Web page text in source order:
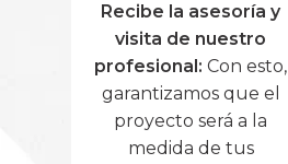
Recibe la asesoría y
visita de nuestro
profesional: Con esto,
garantizamos que el
proyecto será a la
medida de tus